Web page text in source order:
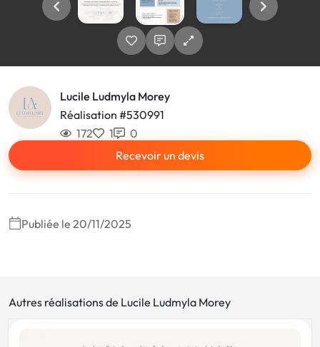
Lucile Ludmyla Morey
Réalisation #530991
172
1
0
Recevoir un devis
Publiée le 20/11/2025
Autres réalisations de Lucile Ludmyla Morey